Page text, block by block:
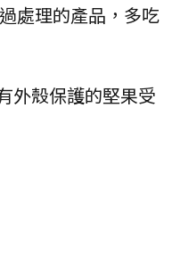
處理的產品，多吃
外殼保護的堅果受